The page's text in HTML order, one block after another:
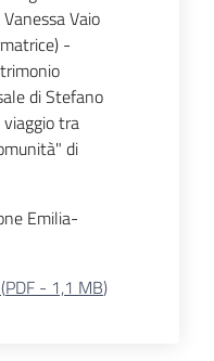
Vaio
-
di Stefano
viaggio tra
di
Emilia-
(PDF - 1,1 MB)